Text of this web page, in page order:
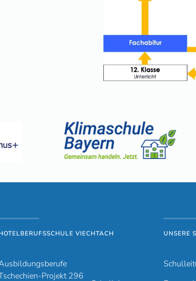
VIECHTACH
Projekt 296
UNSERE